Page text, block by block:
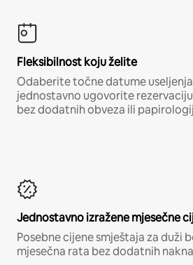
Fleksibilnost koju želite
Odaberite točne datume useljenja
jednostavno ugovorite
bez dodatnih obveza ili
Jednostavno izražene mjesečne
Posebne cijene smještaja za duži
mjesečna rata bez dodatnih